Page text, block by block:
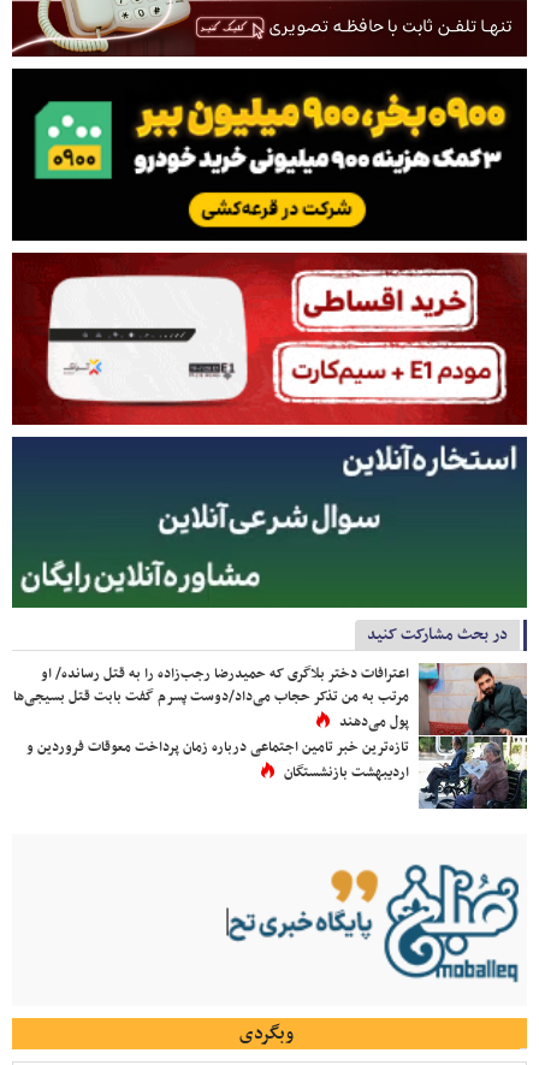
در بحث مشارکت کنید
اعترافات دختر بلاگری که حمیدرضا رجب‌زاده را به قتل رسانده/ او
مرتب به من تذکر حجاب می‌داد/دوست پسرم گفت بابت قتل بسیجی‌ها
پول می‌دهند
تازه‌ترین خبر تامین اجتماعی درباره زمان پرداخت معوقات فروردین و
اردیبهشت بازنشستگان
وبگردی